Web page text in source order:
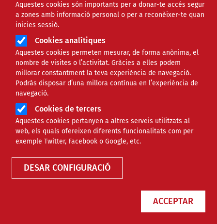
Aquestes cookies són importants per a donar-te accés segur
a zones amb informació personal o per a reconèixer-te quan
inicies sessió.
Cookies analítiques
Aquestes cookies permeten mesurar, de forma anònima, el
nombre de visites o l’activitat. Gràcies a elles podem
millorar constantment la teva experiència de navegació.
Podràs disposar d’una millora contínua en l’experiència de
navegació.
Cookies de tercers
Aquestes cookies pertanyen a altres serveis utilitzats al
web, els quals ofereixen diferents funcionalitats com per
exemple Twitter, Facebook o Google, etc.
DESAR CONFIGURACIÓ
ACCEPTAR
El paper del periodisme i la recerca
davant les narratives que
desacrediten el feminisme